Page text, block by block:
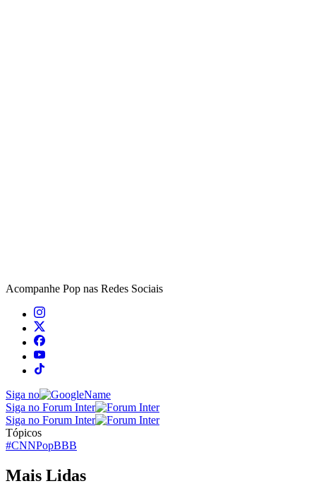
Acompanhe Pop nas Redes Sociais
Siga no
Siga no Forum Inter
Siga no Forum Inter
Tópicos
#CNNPopBBB
Mais Lidas